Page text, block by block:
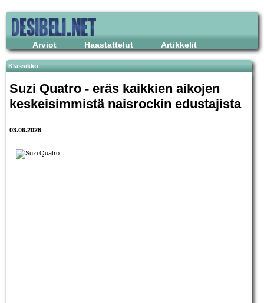
Arviot Haastattelut Artikkelit
Klassikko
Suzi Quatro - eräs kaikkien aikojen
keskeisimmistä naisrockin edustajista
03.06.2026